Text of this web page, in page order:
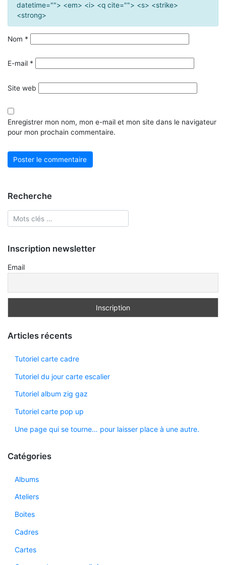
datetime=""> <em> <i> <q cite=""> <s> <strike>
<strong>
Nom *
E-mail *
Site web
Enregistrer mon nom, mon e-mail et mon site dans le navigateur
pour mon prochain commentaire.
Recherche
Inscription newsletter
Email
Articles récents
Tutoriel carte cadre
Tutoriel du jour carte escalier
Tutoriel album zig gaz
Tutoriel carte pop up
Une page qui se tourne… pour laisser place à une autre.
Catégories
Albums
Ateliers
Boites
Cadres
Cartes